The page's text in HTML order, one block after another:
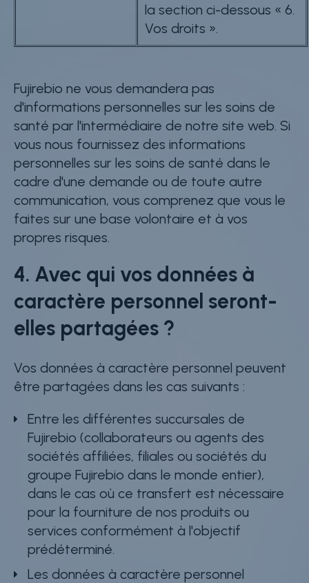
la section ci-dessous « 6.
Vos droits ».
Fujirebio ne vous demandera pas
d'informations personnelles sur les soins de
santé par l'intermédiaire de notre site web. Si
vous nous fournissez des informations
personnelles sur les soins de santé dans le
cadre d'une demande ou de toute autre
communication, vous comprenez que vous le
faites sur une base volontaire et à vos
propres risques.
4. Avec qui vos données à
caractère personnel seront-
elles partagées ?
Vos données à caractère personnel peuvent
être partagées dans les cas suivants :
Entre les différentes succursales de
Fujirebio (collaborateurs ou agents des
sociétés affiliées, filiales ou sociétés du
groupe Fujirebio dans le monde entier),
dans le cas où ce transfert est nécessaire
pour la fourniture de nos produits ou
services conformément à l'objectif
prédéterminé.
Les données à caractère personnel